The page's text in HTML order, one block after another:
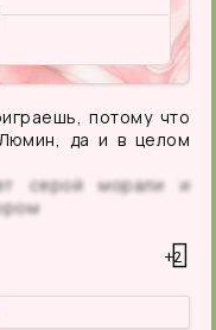
потому что
да и в целом
серой морали и
+2